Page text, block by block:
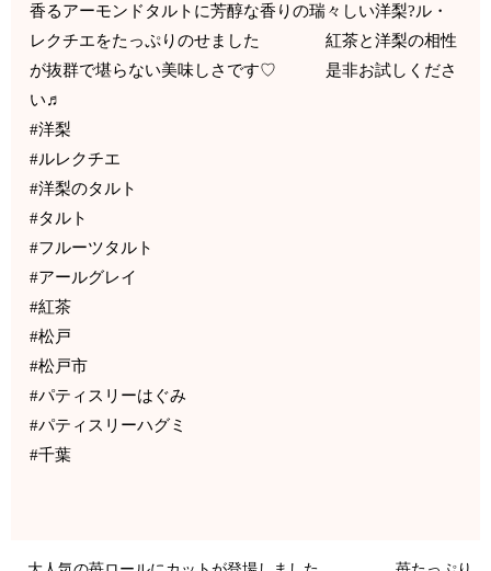
香るアーモンドタルトに芳醇な香りの瑞々しい洋梨?ル・
レクチエをたっぷりのせました 紅茶と洋梨の相性
が抜群で堪らない美味しさです♡ 是非お試しくださ
い♬
#洋梨
#ルレクチエ
#洋梨のタルト
#タルト
#フルーツタルト
#アールグレイ
#紅茶
#松戸
#松戸市
#パティスリーはぐみ
#パティスリーハグミ
#千葉